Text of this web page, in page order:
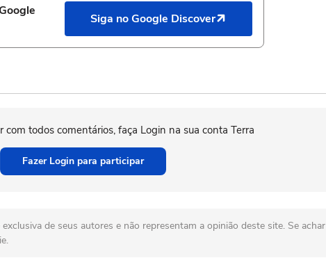
Siga no Google Discover
com todos comentários, faça Login na sua conta Terra
Fazer Login para participar
de seus autores e não representam a opinião deste site. Se achar